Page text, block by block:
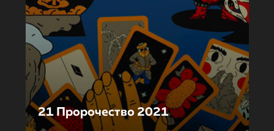
21 Пророчество 2021